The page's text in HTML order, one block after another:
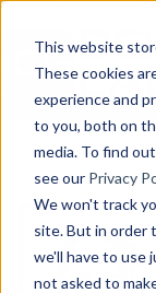
This website
These cookies
experience and
to you, both on
media. To find
see our Privacy
We won't track
site. But in order
we'll have to use
not asked to